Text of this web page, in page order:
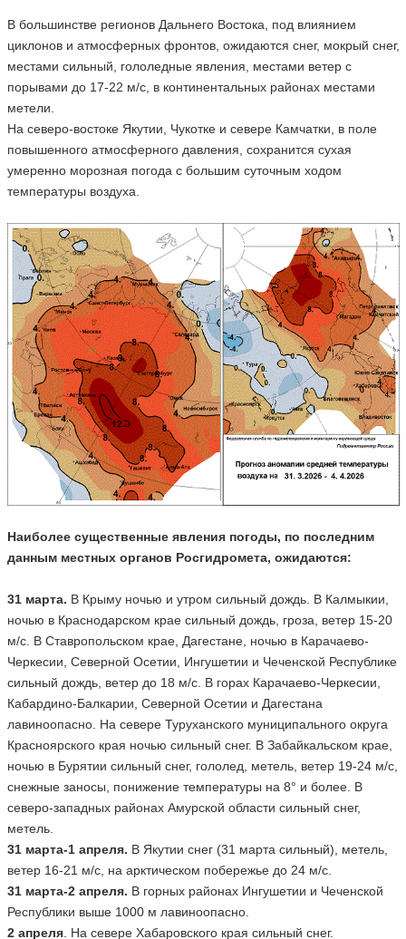
В большинстве регионов Дальнего Востока, под влиянием
циклонов и атмосферных фронтов, ожидаются снег, мокрый снег,
местами сильный, гололедные явления, местами ветер с
порывами до 17-22 м/с, в континентальных районах местами
метели.
На северо-востоке Якутии, Чукотке и севере Камчатки, в поле
повышенного атмосферного давления, сохранится сухая
умеренно морозная погода с большим суточным ходом
температуры воздуха.
Наиболее существенные явления погоды, по последним
данным местных органов Росгидромета, ожидаются:
31 марта. В Крыму ночью и утром сильный дождь. В Калмыкии,
ночью в Краснодарском крае сильный дождь, гроза, ветер 15-20
м/с. В Ставропольском крае, Дагестане, ночью в Карачаево-
Черкесии, Северной Осетии, Ингушетии и Чеченской Республике
сильный дождь, ветер до 18 м/с. В горах Карачаево-Черкесии,
Кабардино-Балкарии, Северной Осетии и Дагестана
лавиноопасно. На севере Туруханского муниципального округа
Красноярского края ночью сильный снег. В Забайкальском крае,
ночью в Бурятии сильный снег, гололед, метель, ветер 19-24 м/с,
снежные заносы, понижение температуры на 8° и более. В
северо-западных районах Амурской области сильный снег,
метель.
31 марта-1 апреля. В Якутии снег (31 марта сильный), метель,
ветер 16-21 м/с, на арктическом побережье до 24 м/с.
31 марта-2 апреля. В горных районах Ингушетии и Чеченской
Республики выше 1000 м лавиноопасно.
2 апреля. На севере Хабаровского края сильный снег.